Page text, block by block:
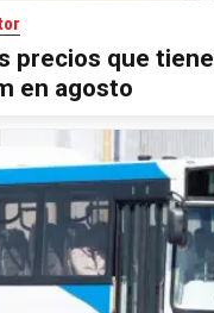
precios que
en agosto